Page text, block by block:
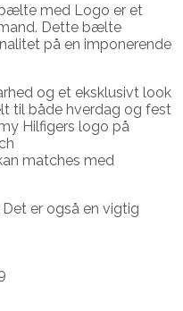
med Logo er et
Dette bælte
på en imponerende
og et eksklusivt look
til både hverdag og fest
Hilfigers logo på
matches med
er også en vigtig